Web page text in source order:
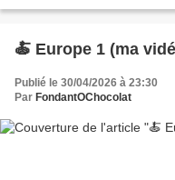
🍝 Europe 1 (ma
Publié le 30/04/2026 à 23:30
Par FondantOChocolat